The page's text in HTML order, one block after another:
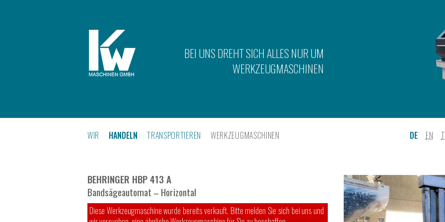
BEI UNS DREHT SICH ALLES NUR UM
WERKZEUGMASCHINEN
DE EN
WIR HANDELN TRANSPORTIEREN WERKZEUGMASCHINEN
BEHRINGER HBP 413 A
Bandsägeautomat – Horizontal
Diese Werkzeugmaschine wurde bereits verkauft. Bitte melden Sie sich bei uns und